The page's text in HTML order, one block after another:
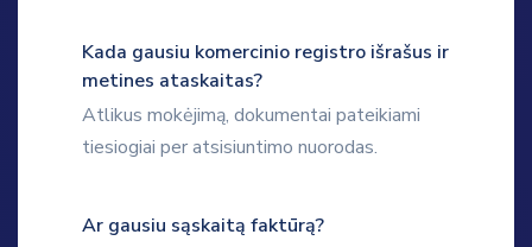
Kada gausiu komercinio registro išrašus ir
metines ataskaitas?
Atlikus mokėjimą, dokumentai pateikiami
tiesiogiai per atsisiuntimo nuorodas.
Ar gausiu sąskaitą faktūrą?